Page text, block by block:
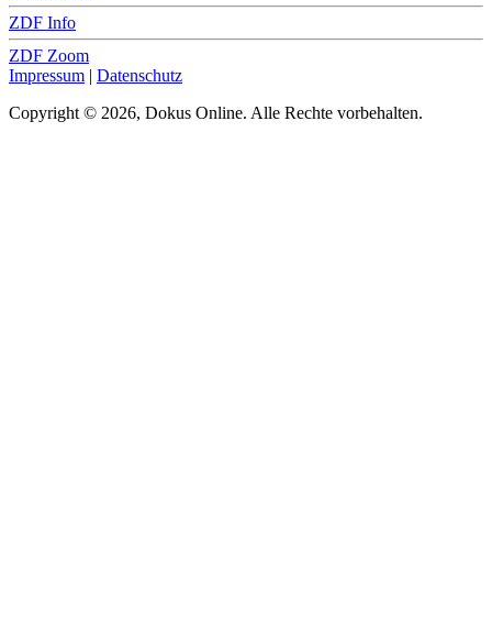
ZDF Info
ZDF Zoom
Impressum | Datenschutz
Copyright © 2026, Dokus Online. Alle Rechte vorbehalten.